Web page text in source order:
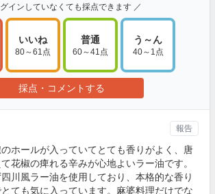
インしていなくても採点できます ／
いいね
80～61点
普通
60～41点
う～ん
40～1点
採点・コメントする
ホールが入っていてとても香りがよく、唐
花椒の痺れる辛みが心地よいラー油です。
川風ラー油を使用しており、本格的な香り
ても気に入っています。麻婆料理だけでな
報告